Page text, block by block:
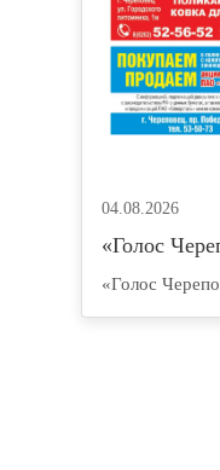
04.08.2026
«Голос
«Голос